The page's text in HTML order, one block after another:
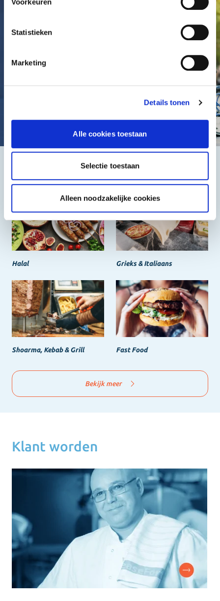
Statistieken
Marketing
Details tonen
Alle cookies toestaan
Selectie toestaan
Alleen noodzakelijke cookies
Het beste, de goedkoopste
Halal Grieks & Italiaans
Shoarma, Kebab & Grill Fast Food
Bekijk meer
Klant worden